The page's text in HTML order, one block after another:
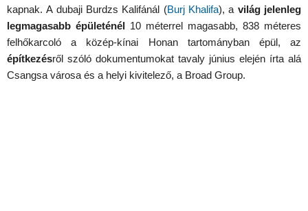
kapnak. A dubaji Burdzs Kalifánál (Burj Khalifa), a világ jelenleg
legmagasabb épületénél 10 méterrel magasabb, 838 méteres
felhőkarcoló a közép-kínai Honan tartományban épül, az
építkezésről szóló dokumentumokat tavaly június elején írta alá
Csangsa városa és a helyi kivitelező, a Broad Group.